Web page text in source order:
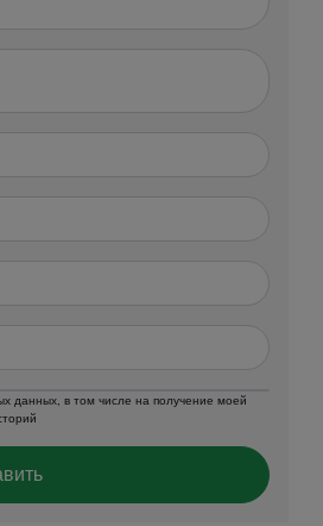
данных, в том числе на получение моей